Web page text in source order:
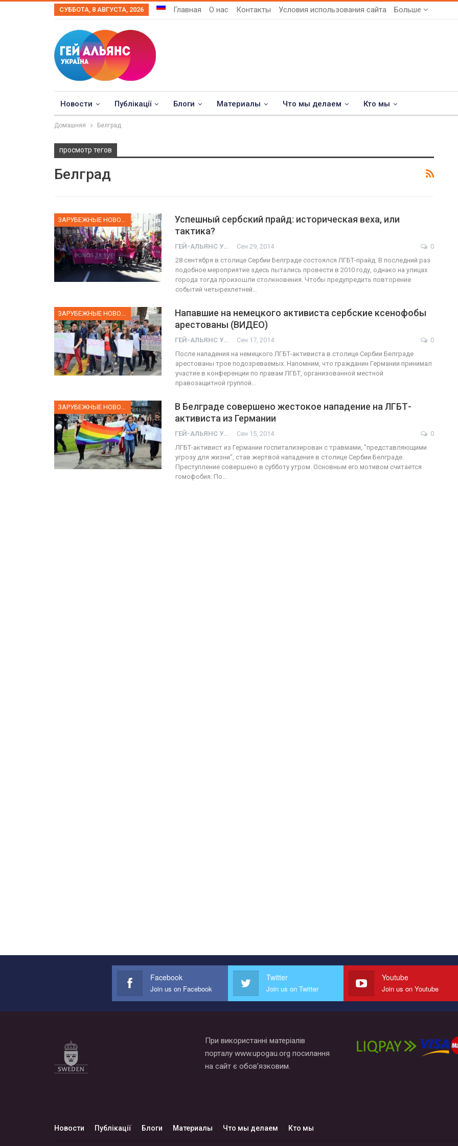
СУББОТА, 8 АВГУСТА, 2026 Главная О нас Контакты Условия использования сайта Больше
Новости Публікації Блоги Материалы Что мы делаем Кто мы
Домашняя Белград
просмотр тегов
Белград
Успешный сербский прайд: историческая веха, или
тактика?
ГЕЙ-АЛЬЯНС УКРАИНА Сен 29, 2014
0
28 сентября в столице Сербии Белграде состоялся ЛГБТ-прайд. В последний раз
подобное мероприятие здесь пытались провести в 2010 году, однако на улицах
города тогда произошли столкновения. Чтобы предупредить повторение
событий четырехлетней…
Напавшие на немецкого активиста сербские ксенофобы
арестованы (ВИДЕО)
ГЕЙ-АЛЬЯНС УКРАИНА Сен 17, 2014
0
После нападения на немецкого ЛГБТ-активиста в столице Сербии Белграде
арестованы трое подозреваемых. Напомним, что гражданин Германии принимал
участие в конференции по правам ЛГБТ, организованной местной
правозащитной группой…
В Белграде совершено жестокое нападение на ЛГБТ-
активиста из Германии
ГЕЙ-АЛЬЯНС УКРАИНА Сен 15, 2014
0
ЛГБТ-активист из Германии госпитализирован с травмами, "представляющими
угрозу для жизни", став жертвой нападения в столице Сербии Белграде.
Преступление совершено в субботу утром. Основным его мотивом считается
гомофобия. По…
ФОТО
Прайд в Тель-Авиве собрал 200
тысяч участников
Июн 10, 2017 0
ФОТО
ГЕЙ-АЛЬЯНС УКРАИНА Июл 27, 2017 0
Facebook
Join us on Facebook
Twitter
Join us on Twitter
Youtube
Join us on Youtube
При використанні матеріалів
порталу www.upogau.org посилання
на сайт є обов’язковим.
Новости Публікації Блоги Материалы Что мы делаем Кто мы